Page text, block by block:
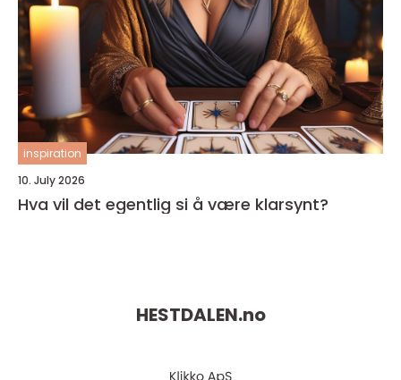
inspiration
10. July 2026
Hva vil det egentlig si å være klarsynt?
HESTDALEN.no